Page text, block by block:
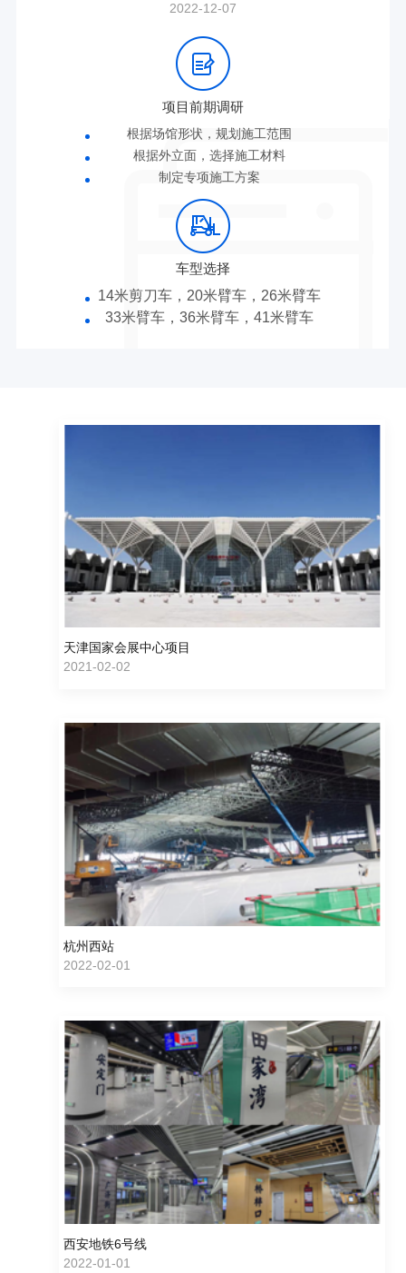
2022-12-07
项目前期调研
根据场馆形状，规划施工范围
根据外立面，选择施工材料
制定专项施工方案
车型选择
14米剪刀车，20米臂车，26米臂车
33米臂车，36米臂车，41米臂车
天津国家会展中心项目
2021-02-02
杭州西站
2022-02-01
西安地铁6号线
2022-01-01